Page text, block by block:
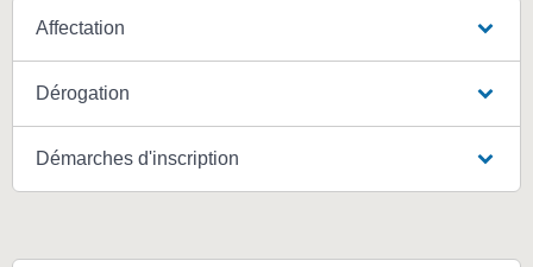
Affectation
Dérogation
Démarches d'inscription